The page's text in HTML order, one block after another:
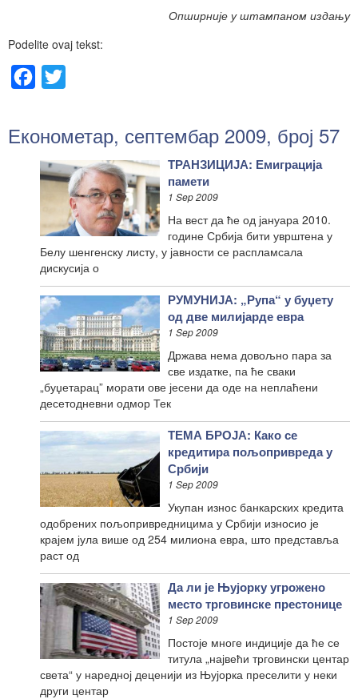
Опширније у штампаном издању
Podelite ovaj tekst:
Facebook
Економетар, септембар 2009, број 57
ТРАНЗИЦИЈА: Емиграција
памети
1 Sep 2009
На вест да ће од јануара 2010.
године Србија бити уврштена у
Белу шенгенску листу, у јавности се распламсала
дискусија о
РУМУНИЈА: „Рупа“ у буџету
од две милијарде евра
1 Sep 2009
Држава нема довољно пара за
све издатке, па ће сваки
„буџетарац” морати ове јесени да оде на неплаћени
десетодневни одмор Тек
ТЕМА БРОЈА: Како се
кредитира пољопривреда у
Србији
1 Sep 2009
Укупан износ банкарских кредита
одобрених пољопривредницима у Србији износио је
крајем јула више од 254 милиона евра, што представља
раст од
Да ли је Њујорку угрожено
место трговинске престонице
1 Sep 2009
Постоје многе индиције да ће се
титула „највећи трговински центар
света“ у наредној деценији из Њујорка преселити у неки
други центар